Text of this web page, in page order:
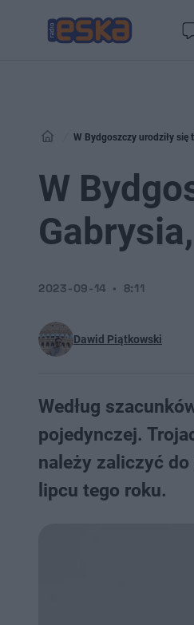
W Bydgoszczy urodziły się
W
Dawid Piątkowski
2023-09-14 8:11
Według
pojedynczej.
należy zaliczyć
lipcu tego roku.